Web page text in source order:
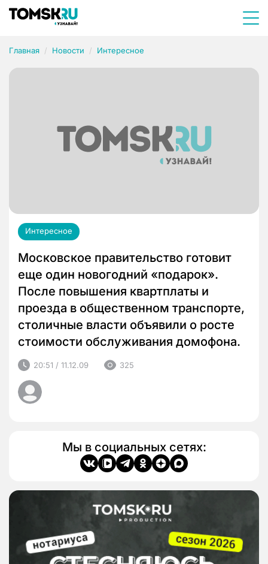
Главная Новости Интересное
Интересное
Московское правительство готовит
еще один новогодний «подарок».
После повышения квартплаты и
проезда в общественном транспорте,
столичные власти объявили о росте
стоимости обслуживания домофона.
20:51 / 11.12.09 325
Мы в социальных сетях: